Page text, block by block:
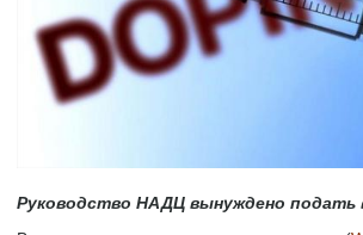
Руководство НАДЦ вынуждено подать